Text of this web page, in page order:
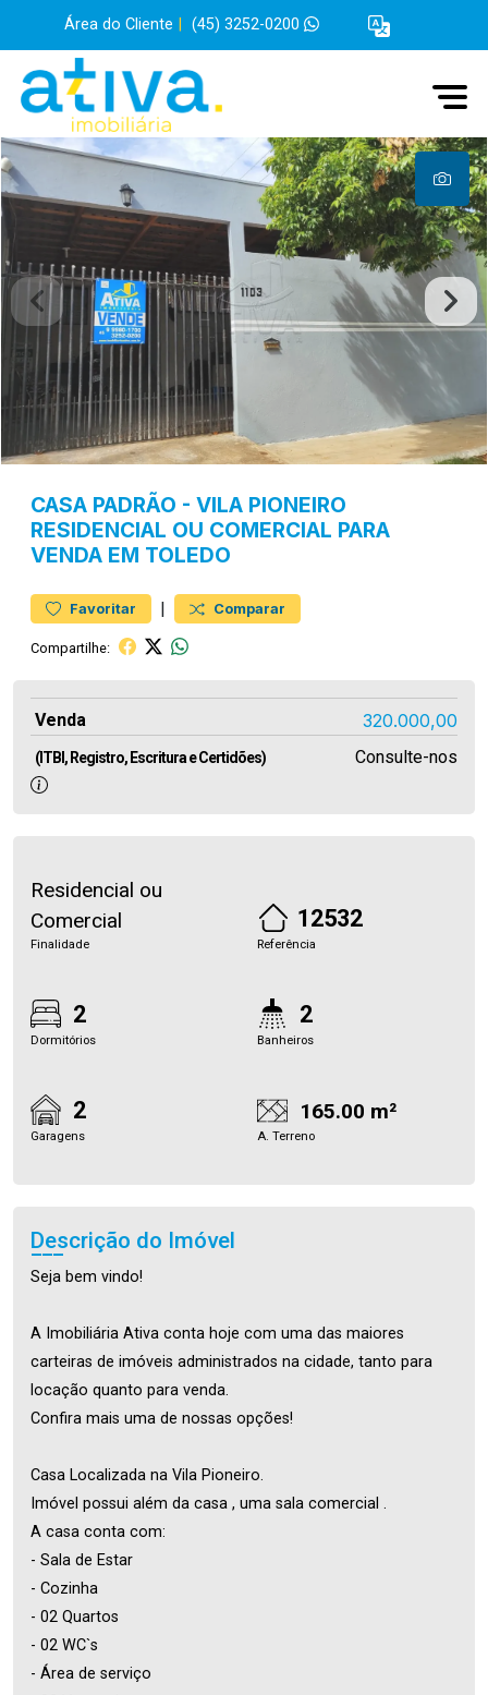
Área do Cliente (45) 3252-0200
CASA PADRÃO - VILA PIONEIRO
RESIDENCIAL OU COMERCIAL PARA
VENDA EM TOLEDO
Favoritar | Comparar
Compartilhe:
Venda 320.000,00
(ITBI, Registro, Escritura e Certidões) Consulte-nos
Residencial ou
Comercial
Finalidade
12532
Referência
2
Dormitórios
2
Banheiros
2
Garagens
165.00 m²
A. Terreno
Descrição do Imóvel
Seja bem vindo!
A Imobiliária Ativa conta hoje com uma das maiores
carteiras de imóveis administrados na cidade, tanto para
locação quanto para venda.
Confira mais uma de nossas opções!
Casa Localizada na Vila Pioneiro.
Imóvel possui além da casa , uma sala comercial .
A casa conta com:
- Sala de Estar
- Cozinha
- 02 Quartos
- 02 WC`s
- Área de serviço